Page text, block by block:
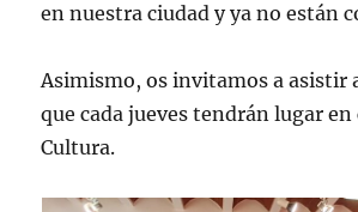
en nuestra ciudad y ya no están
Asimismo, os invitamos a asistir
que cada jueves tendrán lugar en
Cultura.